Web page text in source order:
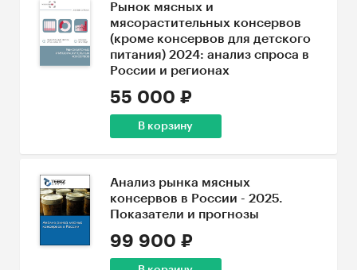
Рынок мясных и
мясорастительных консервов
(кроме консервов для детского
питания) 2024: анализ спроса в
России и регионах
55 000 ₽
В корзину
Анализ рынка мясных
консервов в России - 2025.
Показатели и прогнозы
99 900 ₽